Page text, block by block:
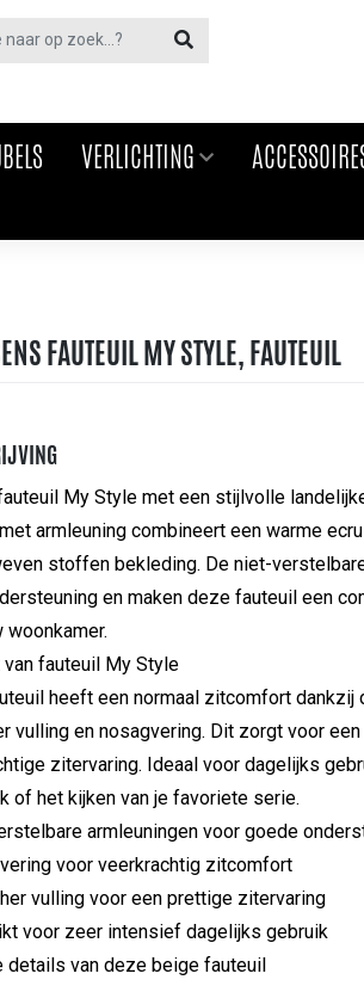
VERLICHTING
FAUTEUIL MY STYLE, FAUTEUIL
My Style met een stijlvolle
armleuning combineert een warme
stoffen bekleding. De niet-
en maken deze fauteuil een
woonkamer.
fauteuil My Style
heeft een normaal zitcomfort dankzij
vulling en nosagvering. Dit zorgt voor
zitervaring. Ideaal voor dagelijks
of het kijken van je favoriete serie.
armleuningen voor goede
voor veerkrachtig zitcomfort
vulling voor een prettige zitervaring
voor zeer intensief dagelijks gebruik
details van deze beige fauteuil